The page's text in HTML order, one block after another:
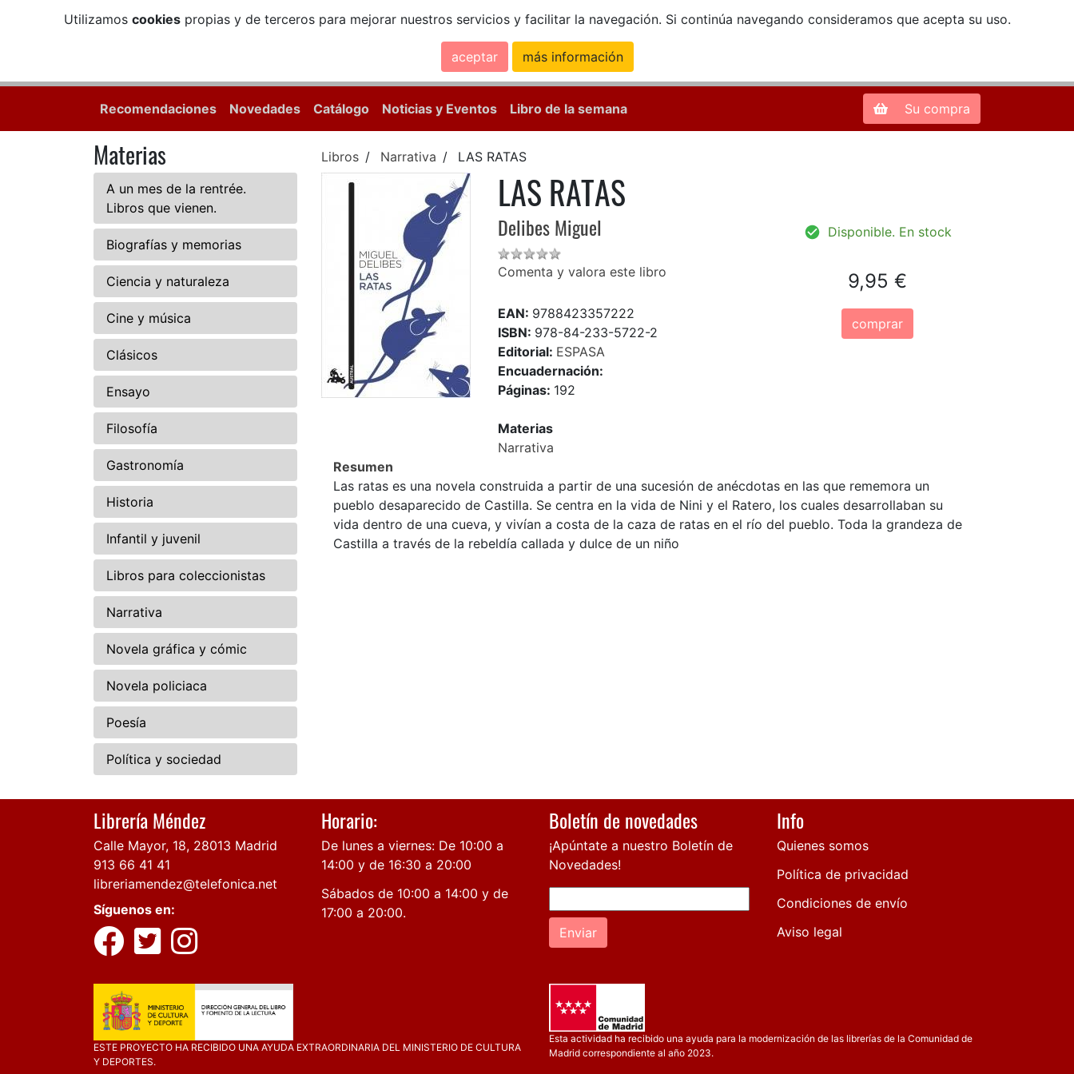
Utilizamos cookiespropias y de terceros para mejorar nuestros servicios y facilitar la navegación. Si continúa navegando consideramos que acepta su uso.
aceptar más información
Zona de Clientes
Recomendaciones Novedades Catálogo Noticias y Eventos Libro de la semana Su compra
Materias
A un mes de la rentrée.
Libros que vienen.
Biografías y memorias
Ciencia y naturaleza
Cine y música
Clásicos
Ensayo
Filosofía
Gastronomía
Historia
Infantil y juvenil
Libros para coleccionistas
Narrativa
Novela gráfica y cómic
Novela policiaca
Poesía
Política y sociedad
Libros Narrativa LAS RATAS
LAS RATAS
Delibes Miguel
Comenta y valora este libro
EAN: 9788423357222
ISBN: 978-84-233-5722-2
Editorial: ESPASA
Encuadernación:
Páginas: 192
Materias
Narrativa
Disponible. En stock
9,95 €
comprar
Resumen
Las ratas es una novela construida a partir de una sucesión de anécdotas en las que rememora un
pueblo desaparecido de Castilla. Se centra en la vida de Nini y el Ratero, los cuales desarrollaban su
vida dentro de una cueva, y vivían a costa de la caza de ratas en el río del pueblo. Toda la grandeza de
Castilla a través de la rebeldía callada y dulce de un niño
Librería Méndez
Calle Mayor, 18, 28013 Madrid
913 66 41 41
libreriamendez@telefonica.net
Síguenos en:
Horario:
De lunes a viernes: De 10:00 a
14:00 y de 16:30 a 20:00
Sábados de 10:00 a 14:00 y de
17:00 a 20:00.
Boletín de novedades
¡Apúntate a nuestro Boletín de
Novedades!
Enviar
Info
Quienes somos
Política de privacidad
Condiciones de envío
Aviso legal
ESTE PROYECTO HA RECIBIDO UNA AYUDA EXTRAORDINARIA DEL MINISTERIO DE CULTURA
Y DEPORTES.
Esta actividad ha recibido una ayuda para la modernización de las librerías de la Comunidad de
Madrid correspondiente al año 2023.